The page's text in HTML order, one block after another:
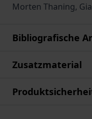
Morten Thaning,
Bibliografische
Zusatzmaterial